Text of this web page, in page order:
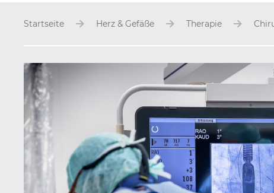
Startseite Herz & Gefäße Therapie